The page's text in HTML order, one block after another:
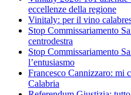
eccellenze della regione
Vinitaly: per il vino
Stop Commissariamento
centrodestra
Stop Commissariamento
l’entusiasmo
Francesco Cannizzaro: mi
Calabria